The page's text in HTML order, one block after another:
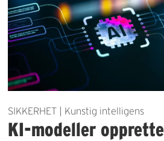
SIKKERHET | Kunstig intelligens
KI-modeller